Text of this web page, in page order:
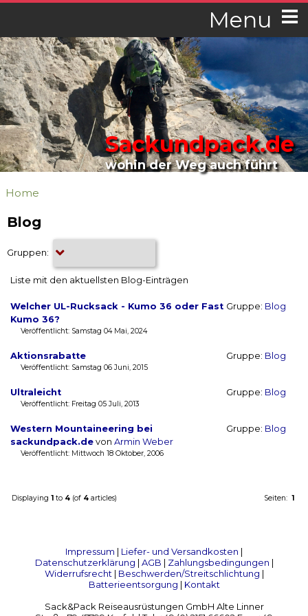
Menu
Sackundpack.de
wohin der Weg auch führt
Home
Blog
Gruppen:
Liste mit den aktuellsten Blog-Einträgen
Welcher UL-Rucksack - Kumo 36 oder Fast
Kumo 36?
Gruppe: Blog
Veröffentlicht: Samstag 04 Mai, 2024
Aktionsrabatte Gruppe: Blog
Veröffentlicht: Samstag 06 Juni, 2015
Ultraleicht Gruppe: Blog
Veröffentlicht: Freitag 05 Juli, 2013
Western Mountaineering bei
sackundpack.de von Armin Weber
Gruppe: Blog
Veröffentlicht: Mittwoch 18 Oktober, 2006
Displaying 1 to 4 (of 4 articles) Seiten: 1
Impressum | Liefer- und Versandkosten |
Datenschutzerklärung | AGB | Zahlungsbedingungen |
Widerrufsrecht| Beschwerden/Streitschlichtung |
Batterieentsorgung | Kontakt
Sack&Pack Reiseausrüstungen GmbH Alte Linner